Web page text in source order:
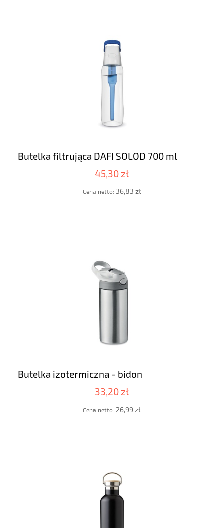
Butelka filtrująca DAFI SOLOD 700 ml
45,30 zł
Cena netto: 36,83 zł
Butelka izotermiczna - bidon
33,20 zł
Cena netto: 26,99 zł